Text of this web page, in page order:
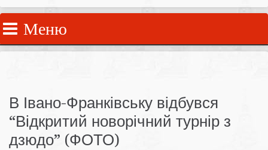
Меню
В Івано-Франківську відбувся
“Відкритий новорічний турнір з
дзюдо” (ФОТО)